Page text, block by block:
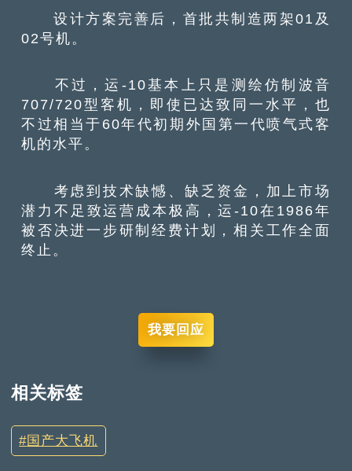
设计方案完善后，首批共制造两架01及
02号机。
不过，运-10基本上只是测绘仿制波音
707/720型客机，即使已达致同一水平，也
不过相当于60年代初期外国第一代喷气式客
机的水平。
考虑到技术缺憾、缺乏资金，加上市场
潜力不足致运营成本极高，运-10在1986年
被否决进一步研制经费计划，相关工作全面
终止。
我要回应
相关标签
国产大飞机